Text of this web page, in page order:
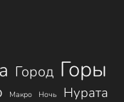
Город Горы
Макро Ночь Нурата